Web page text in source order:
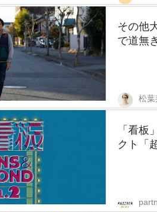
その他
で道無
松葉
「看板
クト「